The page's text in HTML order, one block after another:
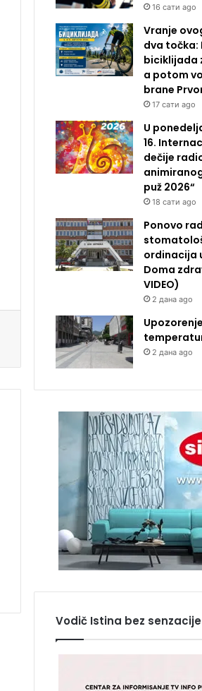
16 сати ago
Vranje
dva točka:
biciklijada
a potom
brane
17 сати ago
U
16.
dečije
puž 2026“
18 сати ago
Ponovo
ordinacija
Doma
VIDEO)
2 дана ago
2 дана ago
Vodič Istina bez senzacije